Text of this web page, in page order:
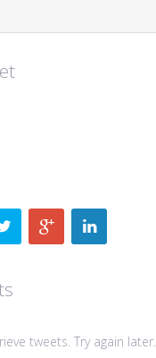
tweets. Try again later.